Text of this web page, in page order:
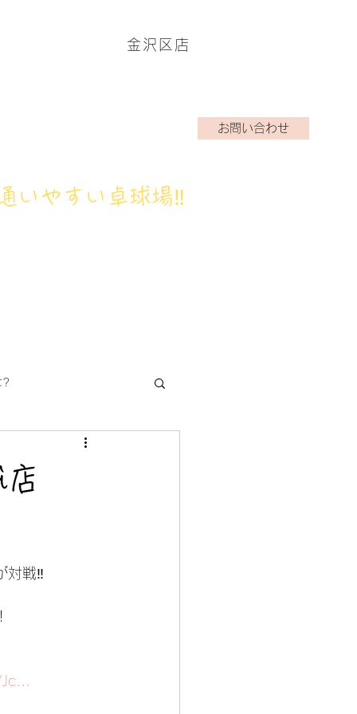
金沢区店
お問い合わせ
いやすい卓球場‼
?
対戦‼